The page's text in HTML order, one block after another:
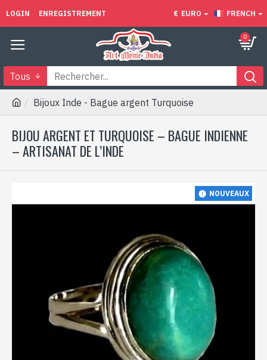
LOGIN ENREGISTREMENT € EURO FRENCH
0
Tous
Bijoux Inde - Bague argent Turquoise
BIJOU ARGENT ET TURQUOISE – BAGUE INDIENNE
– ARTISANAT DE L’INDE
NOUVEAUX